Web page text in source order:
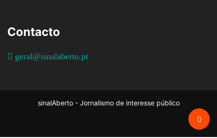
Contacto
geral@sinalaberto.pt
sinalAberto - Jornalismo de interesse público